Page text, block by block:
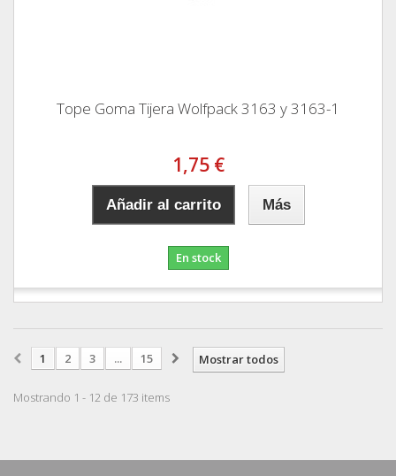
Tope Goma Tijera Wolfpack 3163 y 3163-1
1,75 €
Añadir al carrito Más
En stock
Mostrar todos
1 2 3 ... 15
Mostrando 1 - 12 de 173 items